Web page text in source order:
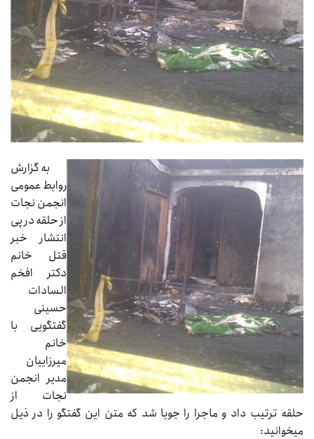
به گزارش
روابط عمومی
انجمن نجات
از حلقه در پی
انتشار خبر
قتل خانم
دکتر افخم
السادات
حسینی
گفتگویی با
خانم
میرزاییان
مدیر انجمن
نجات از
حلقه ترتیب داد و ماجرا را جویا شد که متن این گفتگو را در ذیل
میخوانید: